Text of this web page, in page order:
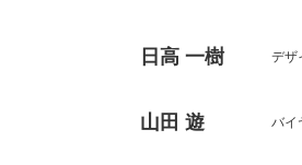
日高 一樹 デザ
山田 遊 バイ